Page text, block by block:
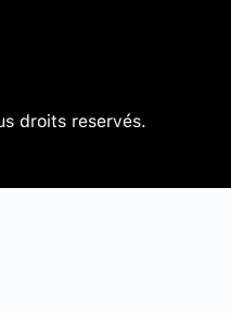
droits reservés.